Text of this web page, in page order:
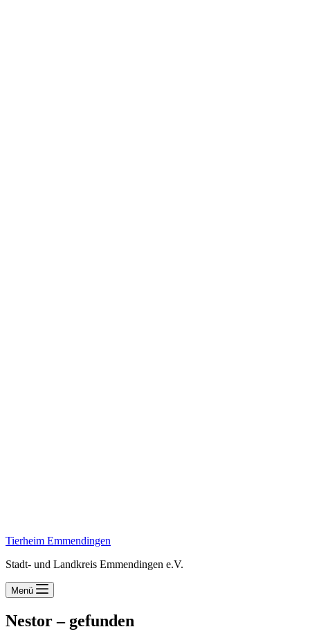
Tierheim Emmendingen
Stadt- und Landkreis Emmendingen e.V.
Menü
Nestor – gefunden